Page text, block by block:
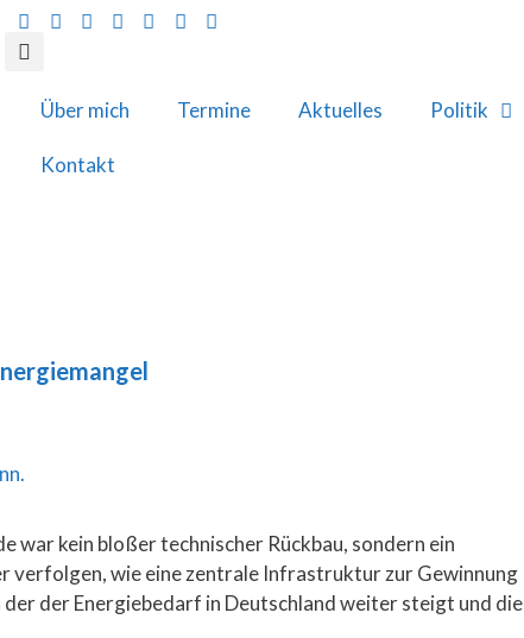
Über mich Termine Aktuelles Politik
Kontakt
war kein bloßer technischer Rückbau, sondern ein
verfolgen, wie eine zentrale Infrastruktur zur Gewinnung
der Energiebedarf in Deutschland weiter steigt und die